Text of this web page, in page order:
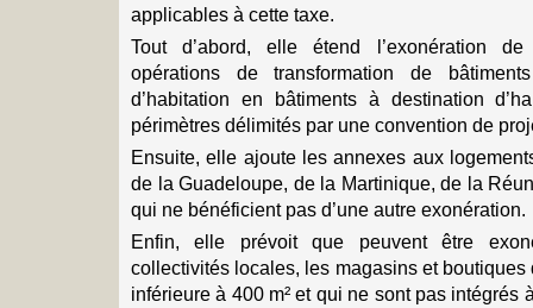
applicables à cette taxe.
Tout d’abord, elle étend l’exonération de
opérations de transformation de
d’habitation en bâtiments à destination
périmètres délimités par une convention de
Ensuite, elle ajoute les annexes aux
de la Guadeloupe, de la Martinique, de la
qui ne bénéficient pas d’une autre exonération.
Enfin, elle prévoit que peuvent être
collectivités locales, les magasins et
inférieure à 400 m² et qui ne sont pas intégrés